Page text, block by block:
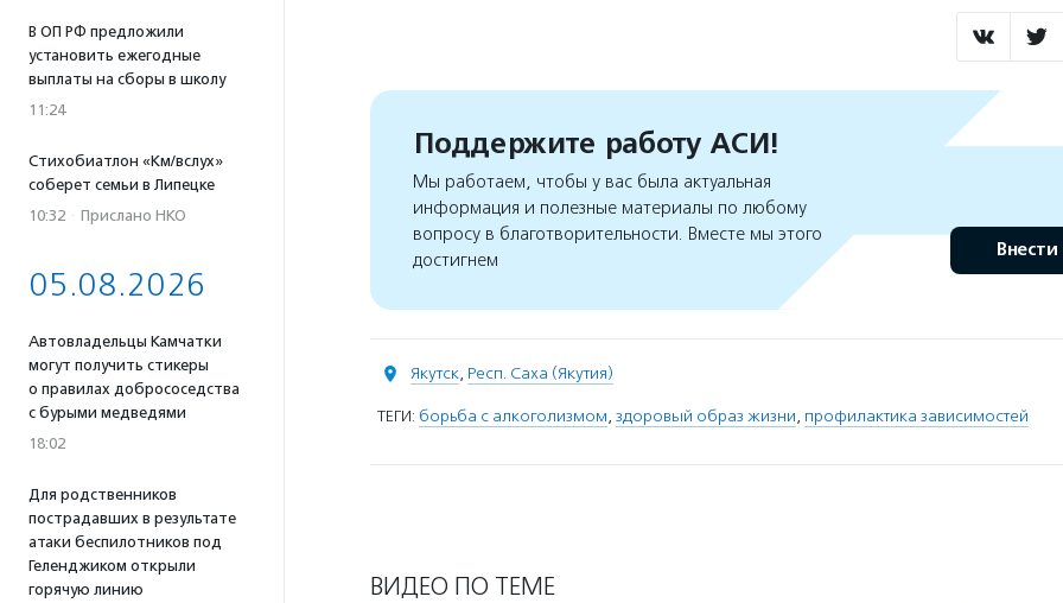
В ОП РФ предложили
установить ежегодные
выплаты на сборы в школу
11:24
Стихобиатлон «Км/вслух»
соберет семьи в Липецке
10:32 · Прислано НКО
05.08.2026
Автовладельцы Камчатки
могут получить стикеры
о правилах добрососедства
с бурыми медведями
18:02
Для родственников
пострадавших в результате
атаки беспилотников под
Геленджиком открыли
горячую линию
Поддержите работу АСИ!
Мы работаем, чтобы у вас была актуальная
информация и полезные материалы по любому
вопросу в благотворительности. Вместе мы этого
достигнем
Внести
Якутск, Респ. Саха (Якутия)
ТЕГИ: борьба с алкоголизмом, здоровый образ жизни, профилактика зависимостей
ВИДЕО ПО ТЕМЕ